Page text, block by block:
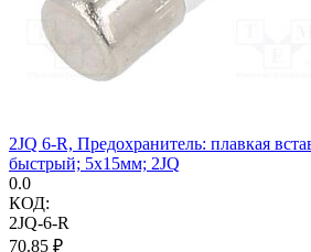
2JQ 6-R, Предохранитель: плавкая
быстрый; 5x15мм; 2JQ
0.0
КОД:
2JQ-6-R
70.85 ₽